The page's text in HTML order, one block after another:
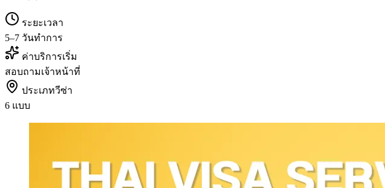
ระยะเวลา
5–7 วันทำการ
ค่าบริการเริ่ม
สอบถามเจ้าหน้าที่
ประเภทวีซ่า
6 แบบ